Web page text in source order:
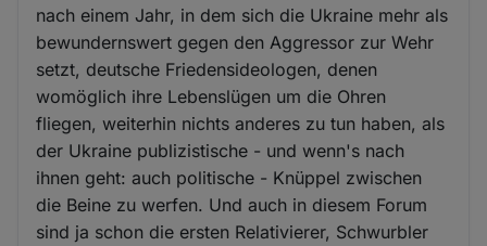
nach einem Jahr, in dem sich die Ukraine mehr als
bewundernswert gegen den Aggressor zur Wehr
setzt, deutsche Friedensideologen, denen
womöglich ihre Lebenslügen um die Ohren
fliegen, weiterhin nichts anderes zu tun haben, als
der Ukraine publizistische - und wenn's nach
ihnen geht: auch politische - Knüppel zwischen
die Beine zu werfen. Und auch in diesem Forum
sind ja schon die ersten Relativierer, Schwurbler